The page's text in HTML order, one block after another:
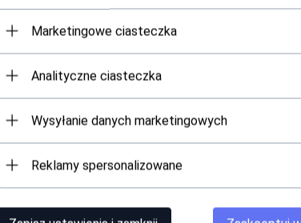
w świecie dziecięcej wygody i kolorów. Niech każdy
Marketingowe ciasteczka
Analityczne ciasteczka
Wysyłanie danych marketingowych
Reklamy spersonalizowane